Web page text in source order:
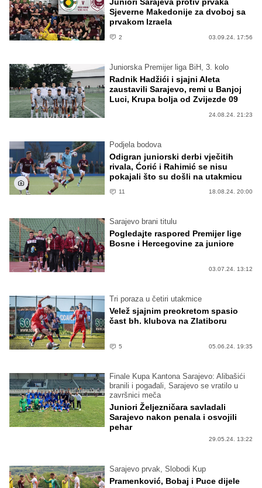
Sjeverne Makedonije za dvoboj sa
prvakom Izraela
2 03.09.24. 17:56
Juniorska Premijer liga BiH, 3. kolo
Radnik Hadžići i sjajni Aleta
zaustavili Sarajevo, remi u Banjoj
Luci, Krupa bolja od Zvijezde 09
24.08.24. 21:23
Podjela bodova
Odigran juniorski derbi vječitih
rivala, Ćorić i Rahimić se nisu
pokajali što su došli na utakmicu
11 18.08.24. 20:00
Sarajevo brani titulu
Pogledajte raspored Premijer lige
Bosne i Hercegovine za juniore
03.07.24. 13:12
Tri poraza u četiri utakmice
Velež sjajnim preokretom spasio
čast bh. klubova na Zlatiboru
5 05.06.24. 19:35
Finale Kupa Kantona Sarajevo: Alibašići
branili i pogađali, Sarajevo se vratilo u
završnici meča
Juniori Željezničara savladali
Sarajevo nakon penala i osvojili
pehar
29.05.24. 13:22
Sarajevo prvak, Slobodi Kup
Pramenković, Bobaj i Puce dijele